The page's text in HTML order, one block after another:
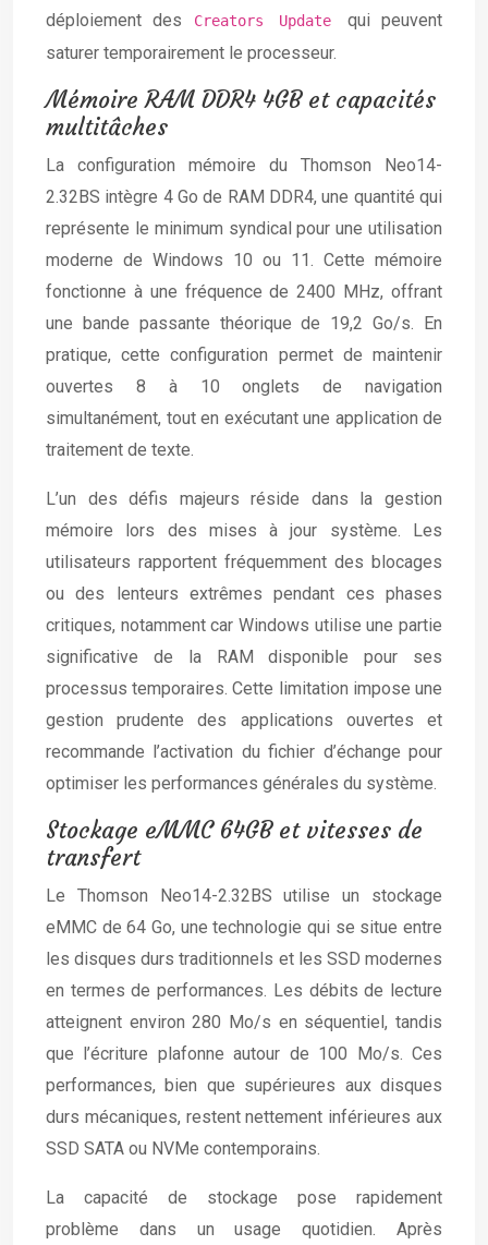
déploiement des
Creators Update qui peuvent
saturer temporairement le processeur.
Mémoire RAM DDR4 4GB et capacités
multitâches
La configuration mémoire du Thomson Neo14-
2.32BS intègre 4 Go de RAM DDR4, une quantité qui
représente le minimum syndical pour une utilisation
moderne de Windows 10 ou 11. Cette mémoire
fonctionne à une fréquence de 2400 MHz, offrant
une bande passante théorique de 19,2 Go/s. En
pratique, cette configuration permet de maintenir
ouvertes 8 à 10 onglets de navigation
simultanément, tout en exécutant une application de
traitement de texte.
L’un des défis majeurs réside dans la gestion
mémoire lors des mises à jour système. Les
utilisateurs rapportent fréquemment des blocages
ou des lenteurs extrêmes pendant ces phases
critiques, notamment car Windows utilise une partie
significative de la RAM disponible pour ses
processus temporaires. Cette limitation impose une
gestion prudente des applications ouvertes et
recommande l’activation du fichier d’échange pour
optimiser les performances générales du système.
Stockage eMMC 64GB et vitesses de
transfert
Le Thomson Neo14-2.32BS utilise un stockage
eMMC de 64 Go, une technologie qui se situe entre
les disques durs traditionnels et les SSD modernes
en termes de performances. Les débits de lecture
atteignent environ 280 Mo/s en séquentiel, tandis
que l’écriture plafonne autour de 100 Mo/s. Ces
performances, bien que supérieures aux disques
durs mécaniques, restent nettement inférieures aux
SSD SATA ou NVMe contemporains.
La capacité de stockage pose rapidement
problème dans un usage quotidien. Après